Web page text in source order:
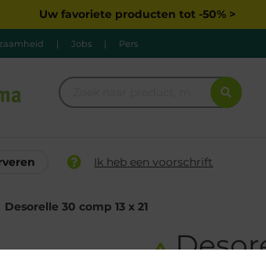
Uw favoriete producten tot -50% >
| Jobs | Pers
Ik heb een voorschrift
Desorelle 30 comp 13 x 21